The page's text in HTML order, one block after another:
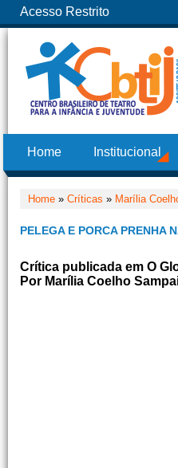
Acesso Restrito
Home Institucional
Home » Críticas » Marília
PELEGA E PORCA PRENHA
Crítica publicada em O
Por Marília Coelho